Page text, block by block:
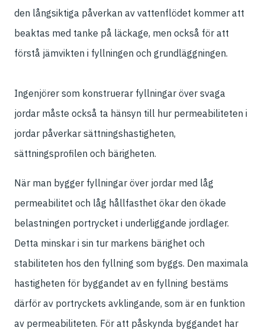
den långsiktiga påverkan av vattenflödet kommer att
beaktas med tanke på läckage, men också för att
förstå jämvikten i fyllningen och grundläggningen.
Ingenjörer som konstruerar fyllningar över svaga
jordar måste också ta hänsyn till hur permeabiliteten i
jordar påverkar sättningshastigheten,
sättningsprofilen och bärigheten.
När man bygger fyllningar över jordar med låg
permeabilitet och låg hållfasthet ökar den ökade
belastningen portrycket i underliggande jordlager.
Detta minskar i sin tur markens bärighet och
stabiliteten hos den fyllning som byggs. Den maximala
hastigheten för byggandet av en fyllning bestäms
därför av portryckets avklingande, som är en funktion
av permeabiliteten. För att påskynda byggandet har